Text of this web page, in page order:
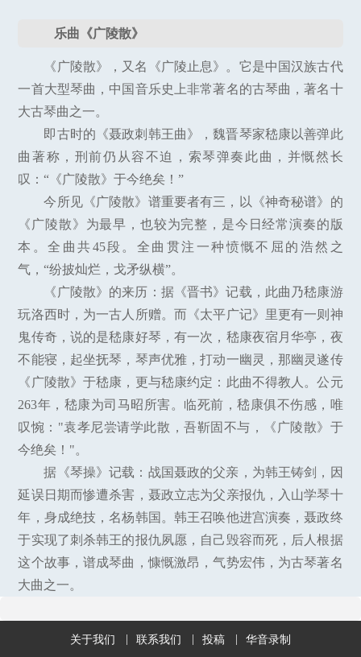
乐曲《广陵散》
《广陵散》，又名《广陵止息》。它是中国汉族古代
一首大型琴曲，中国音乐史上非常著名的古琴曲，著名十
大古琴曲之一。
即古时的《聂政刺韩王曲》，魏晋琴家嵇康以善弹此
曲著称，刑前仍从容不迫，索琴弹奏此曲，并慨然长
叹：“《广陵散》于今绝矣！”
今所见《广陵散》谱重要者有三，以《神奇秘谱》的
《广陵散》为最早，也较为完整，是今日经常演奏的版
本。全曲共45段。全曲贯注一种愤慨不屈的浩然之
气，“纷披灿烂，戈矛纵横”。
《广陵散》的来历：据《晋书》记载，此曲乃嵇康游
玩洛西时，为一古人所赠。而《太平广记》里更有一则神
鬼传奇，说的是嵇康好琴，有一次，嵇康夜宿月华亭，夜
不能寝，起坐抚琴，琴声优雅，打动一幽灵，那幽灵遂传
《广陵散》于嵇康，更与嵇康约定：此曲不得教人。公元
263年，嵇康为司马昭所害。临死前，嵇康俱不伤感，唯
叹惋："袁孝尼尝请学此散，吾靳固不与，《广陵散》于
今绝矣！"。
据《琴操》记载：战国聂政的父亲，为韩王铸剑，因
延误日期而惨遭杀害，聂政立志为父亲报仇，入山学琴十
年，身成绝技，名杨韩国。韩王召唤他进宫演奏，聂政终
于实现了刺杀韩王的报仇夙愿，自己毁容而死，后人根据
这个故事，谱成琴曲，慷慨激昂，气势宏伟，为古琴著名
大曲之一。
关于我们 联系我们 投稿 华音录制